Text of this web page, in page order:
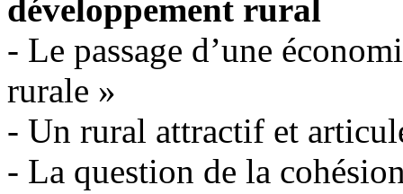
développement rural
- Le passage d’une
rurale »
- Un rural attractif et
- La question de la